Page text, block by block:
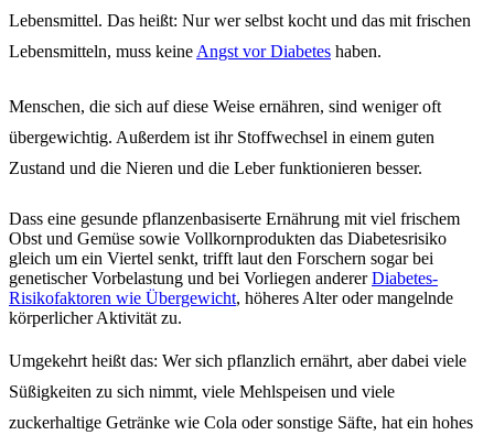
Lebensmittel. Das heißt: Nur wer selbst kocht und das mit frischen
Lebensmitteln, muss keine Angst vor Diabetes haben.
Menschen, die sich auf diese Weise ernähren, sind weniger oft
übergewichtig. Außerdem ist ihr Stoffwechsel in einem guten
Zustand und die Nieren und die Leber funktionieren besser.
Dass eine gesunde pflanzenbasiserte Ernährung mit viel frischem
Obst und Gemüse sowie Vollkornprodukten das Diabetesrisiko
gleich um ein Viertel senkt, trifft laut den Forschern sogar bei
genetischer Vorbelastung und bei Vorliegen andererDiabetes-
Risikofaktoren wie Übergewicht, höheres Alter oder mangelnde
körperlicher Aktivität zu.
Umgekehrt heißt das: Wer sich pflanzlich ernährt, aber dabei viele
Süßigkeiten zu sich nimmt, viele Mehlspeisen und viele
zuckerhaltige Getränke wie Cola oder sonstige Säfte, hat ein hohes